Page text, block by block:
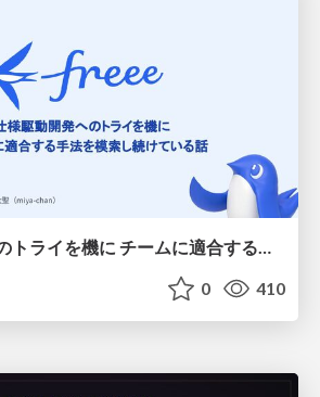
仕様駆動開発へのトライを機に チームに適合する手法を模索し続けている話
0 410